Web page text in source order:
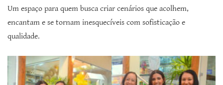
Um espaço para quem busca criar cenários que acolhem,
encantam e se tornam inesquecíveis com sofisticação e
qualidade.